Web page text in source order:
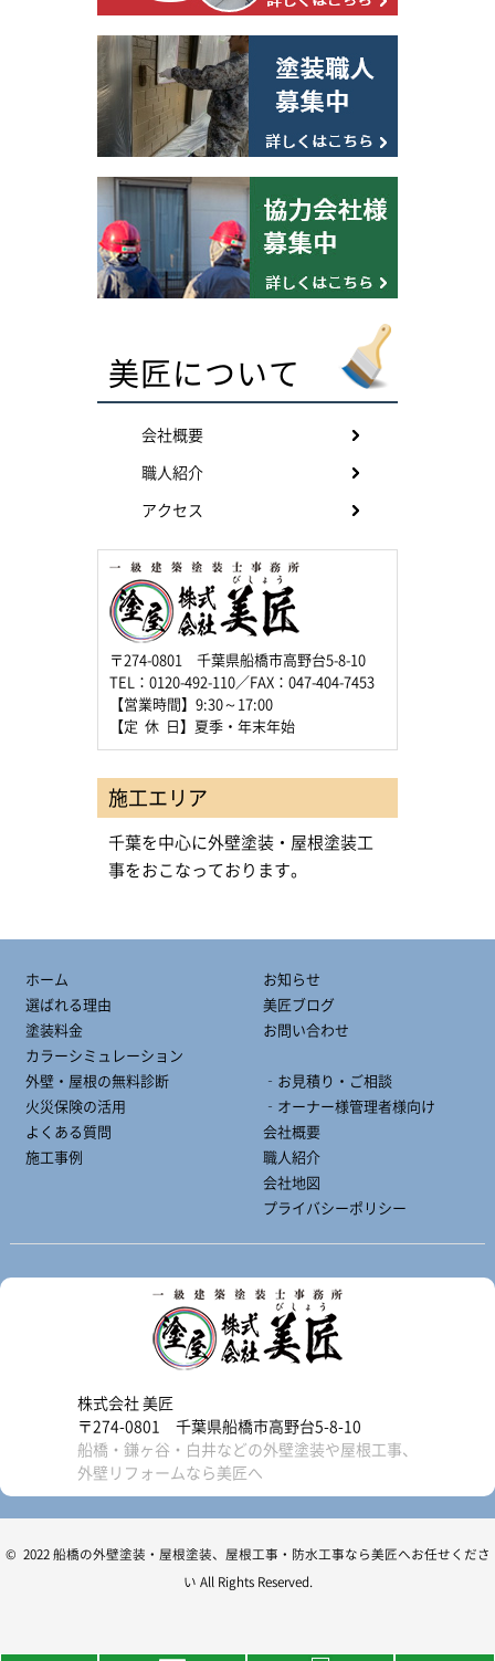
美匠について
会社概要
職人紹介
アクセス
〒274-0801 千葉県船橋市高野台5-8-10
TEL：0120-492-110／FAX：047-404-7453
【営業時間】9:30～17:00
【定 休 日】夏季・年末年始
施工エリア
千葉を中心に外壁塗装・屋根塗装工
事をおこなっております。
ホーム
選ばれる理由
塗装料金
カラーシミュレーション
外壁・屋根の無料診断
火災保険の活用
よくある質問
施工事例
お知らせ
美匠ブログ
お問い合わせ
‐お見積り・ご相談
‐オーナー様管理者様向け
会社概要
職人紹介
会社地図
プライバシーポリシー
株式会社 美匠
〒274-0801 千葉県船橋市高野台5-8-10
船橋・鎌ヶ谷・白井などの外壁塗装や屋根工事、
外壁リフォームなら美匠へ
© 2022 船橋の外壁塗装・屋根塗装、屋根工事・防水工事なら美匠へお任せくださ
い All Rights Reserved.